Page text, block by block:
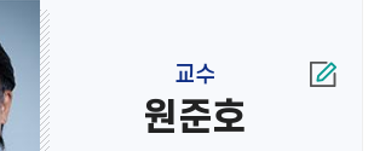
교수
원준호